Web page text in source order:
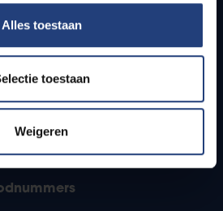
Alles toestaan
toestaan
Weigeren
secundaire scholen